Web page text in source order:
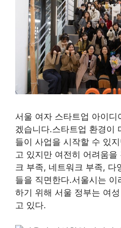
서울 여자 스타트업 아이
겠습니다.스타트업 환경이
들이 사업을 시작할 수 있
고 있지만 여전히 어려움을
크 부족, 네트워크 부족, 다
들을 직면한다.서울시는 이
하기 위해 서울 정부는 여
고 있다.